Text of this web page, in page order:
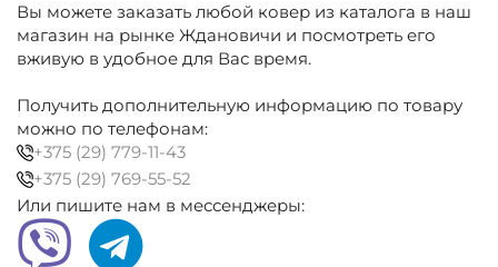
акриловый
300×400
см
бежево-
современная
классика
Вы можете заказать любой ковер из каталога в наш
магазин на рынке Ждановичи и посмотреть его
вживую в удобное для Вас время.
Получить дополнительную информацию по товару
можно по телефонам:
+375 (29) 779-11-43
+375 (29) 769-55-52
Или пишите нам в мессенджеры: